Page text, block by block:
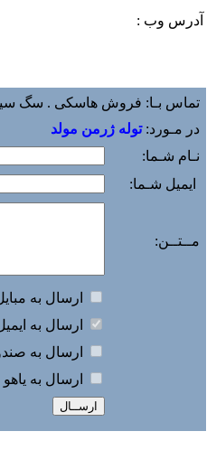
آدرس وب :‌
تماس بـا: فروش هاسکی . سگ
در مـورد:توله ژرمن مولد
نـام شـما:
ایمیل شـما:
مــتــن:
ارسال به
ارسال به
ارسال به
ارسال به